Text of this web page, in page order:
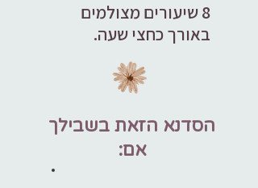
8 שיעורים מצולמים
באורך כחצי שעה.
הסדנא הזאת בשבילך
אם: